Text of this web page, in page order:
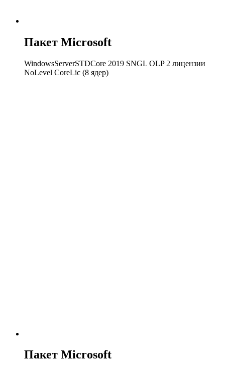
Пакет Microsoft
WindowsServerSTDCore 2019 SNGL OLP 2 лицензии
NoLevel CoreLic (8 ядер)
Пакет Microsoft